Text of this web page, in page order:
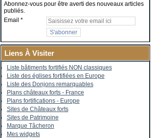
Abonnez-vous pour être averti des nouveaux articles
publiés.
Email
Liens À Visiter
Liste bâtiments fortifiés NON classiques
Liste des églises fortifiées en Europe
Liste des Donjons remarquables
Plans châteaux forts - France
Plans fortifications - Europe
Sites de Châteaux forts
Sites de Patrimoine
Marque Tâcheron
Mes widgets